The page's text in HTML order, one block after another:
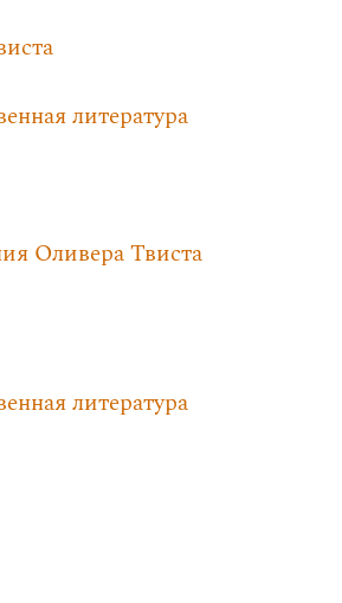
литература
Оливера Твиста
литература